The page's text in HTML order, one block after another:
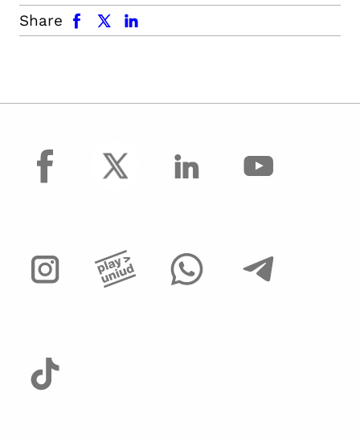
Share
facebook x.com linkedin
facebook